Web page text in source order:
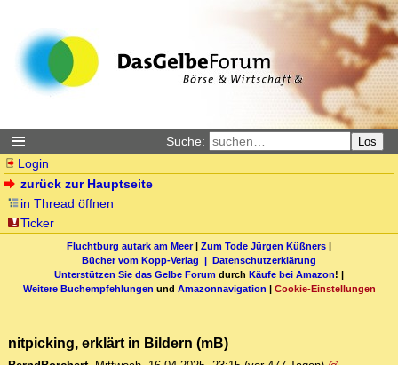
Suche: Los
Login
zurück zur Hauptseite
in Thread öffnen
Ticker
Fluchtburg autark am Meer| Zum Tode Jürgen Küßners |
Bücher vom Kopp-Verlag | Datenschutzerklärung
Unterstützen Sie das Gelbe Forum durch Käufe bei Amazon! |
Weitere Buchempfehlungen und Amazonnavigation | Cookie-Einstellungen
nitpicking, erklärt in Bildern (mB)